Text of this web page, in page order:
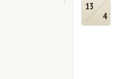
13
4